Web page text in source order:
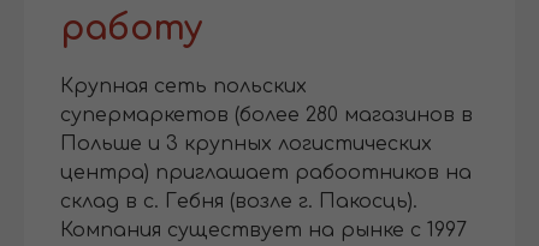
работу
Крупная сеть польских
супермаркетов (более 280 магазинов в
Польше и 3 крупных логистических
центра) приглашает рабоотников на
склад в с. Гебня (возле г. Пакосць).
Компания существует на рынке с 1997